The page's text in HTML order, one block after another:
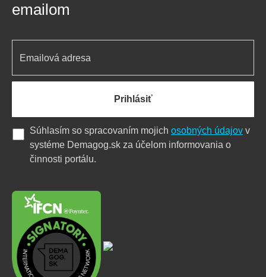
emailom
Prihlásiť
Súhlasím so spracovaním mojich osobných údajov v
systéme Demagog.sk za účelom informovania o
činnosti portálu.